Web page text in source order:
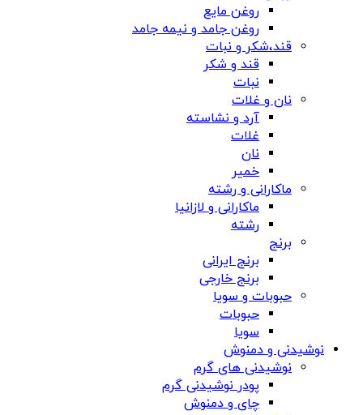
روغن مایع
روغن جامد و نیمه جامد
قند،شکر و نبات
قند و شکر
نبات
نان و غلات
آرد و نشاسته
غلات
نان
خمیر
ماکارانی و رشته
ماکارانی و لازانیا
رشته
برنج
برنج ایرانی
برنج خارجی
حبوبات و سویا
حبوبات
سویا
نوشیدنی و دمنوش
نوشیدنی های گرم
پودر نوشیدنی گرم
چای و دمنوش